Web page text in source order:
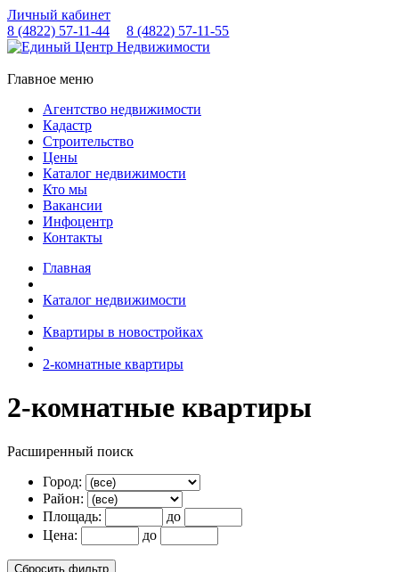
Личный кабинет
8 (4822) 57-11-44 8 (4822) 57-11-55
Главное меню
Агентство недвижимости
Кадастр
Строительство
Цены
Каталог недвижимости
Кто мы
Вакансии
Инфоцентр
Контакты
Главная
Каталог недвижимости
Квартиры в новостройках
2-комнатные квартиры
2-комнатные квартиры
Расширенный поиск
Город:
Район:
Площадь:
до
Цена:
до